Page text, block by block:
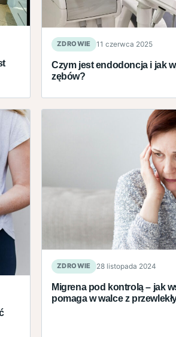
ZDROWIE 11 czerwca 2025
Czym jest endodoncja i jak
zębów?
ZDROWIE 28 listopada 2024
Migrena pod kontrolą – jak
pomaga w walce z